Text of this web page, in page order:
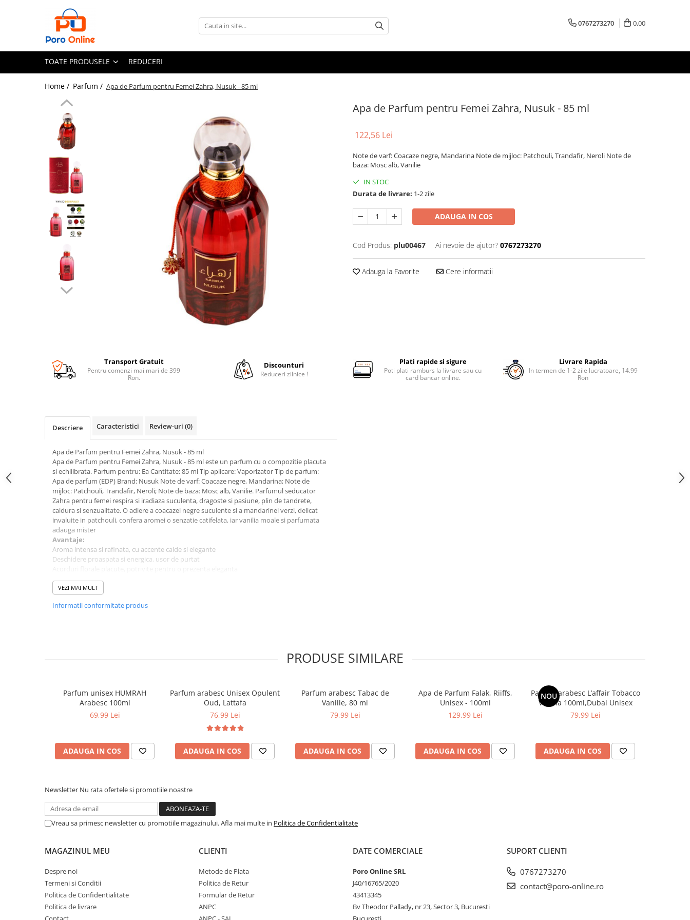
Toate Produsele
Parfumuri Arabesti
Parfum tip fiola
0767273270 0,00
TOATE PRODUSELE REDUCERI
Home / Parfum / Apa de Parfum pentru Femei Zahra, Nusuk - 85 ml
Apa de Parfum pentru Femei Zahra, Nusuk - 85 ml
122,56 Lei
Note de varf: Coacaze negre, Mandarina Note de mijloc: Patchouli, Trandafir, Neroli Note de
baza: Mosc alb, Vanilie
IN STOC
Durata de livrare: 1-2 zile
ADAUGA IN COS
Cod Produs: plu00467 Ai nevoie de ajutor? 0767273270
Adauga la Favorite Cere informatii
Transport Gratuit
Pentru comenzi mai mari de 399
Ron.
Discounturi
Reduceri zilnice !
Plati rapide si sigure
Poti plati ramburs la livrare sau cu
card bancar online.
Livrare Rapida
In termen de 1-2 zile lucratoare, 14.99
Ron
Descriere Caracteristici Review-uri (0)
Apa de Parfum pentru Femei Zahra, Nusuk - 85 ml
Apa de Parfum pentru Femei Zahra, Nusuk - 85 ml este un parfum cu o compozitie placuta
si echilibrata. Parfum pentru: Ea Cantitate: 85 ml Tip aplicare: Vaporizator Tip de parfum:
Apa de parfum (EDP) Brand: Nusuk Note de varf: Coacaze negre, Mandarina; Note de
mijloc: Patchouli, Trandafir, Neroli; Note de baza: Mosc alb, Vanilie. Parfumul seducator
Zahra pentru femei respira si iradiaza suculenta, dragoste si pasiune, plin de tandrete,
caldura si senzualitate. O adiere a coacazei negre suculente si a mandarinei verzi, delicat
invaluite in patchouli, confera aromei o senzatie catifelata, iar vanilia moale si parfumata
adauga mister
Avantaje:
Aroma intensa si rafinata, cu accente calde si elegante
Deschidere proaspata si energica, usor de purtat
Comanda acum si descopera un parfum de calitate, potrivit pentru orice ocazie.
Despre produs:
Cantitate: 85 ml
VEZI MAI MULT
Informatii conformitate produs
PRODUSE SIMILARE
Parfum unisex HUMRAH
Arabesc 100ml
69,99 Lei
ADAUGA IN COS
Parfum arabesc Unisex Opulent
Oud, Lattafa
76,99 Lei
ADAUGA IN COS
Parfum arabesc Tabac de
Vanille, 80 ml
79,99 Lei
ADAUGA IN COS
Apa de Parfum Falak, Riiffs,
Unisex - 100ml
129,99 Lei
ADAUGA IN COS
NOU
Parfum arabesc L’affair Tobacco
Vanilla 100ml,Dubai Unisex
79,99 Lei
ADAUGA IN COS
Newsletter Nu rata ofertele si promotiile noastre
Vreau sa primesc newsletter cu promotiile magazinului. Afla mai multe in Politica de Confidentialitate
MAGAZINUL MEU
Despre noi
Termeni si Conditii
Politica de Confidentialitate
Politica de livrare
CLIENTI
Metode de Plata
Politica de Retur
Formular de Retur
ANPC
DATE COMERCIALE
Poro Online SRL
J40/16765/2020
43413345
Bv Theodor Pallady, nr 23, Sector 3, Bucuresti
SUPORT CLIENTI
0767273270
contact@poro-online.ro